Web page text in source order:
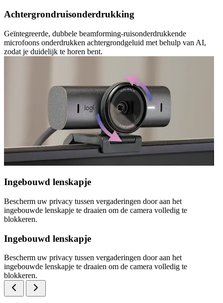
Achtergrondruisonderdrukking
Geïntegreerde, dubbele beamforming-ruisonderdrukkende
microfoons onderdrukken achtergrondgeluid met behulp van AI,
zodat je duidelijk te horen bent.
Ingebouwd lenskapje
Bescherm uw privacy tussen vergaderingen door aan het
ingebouwde lenskapje te draaien om de camera volledig te
blokkeren.
Ingebouwd lenskapje
Bescherm uw privacy tussen vergaderingen door aan het
ingebouwde lenskapje te draaien om de camera volledig te
blokkeren.